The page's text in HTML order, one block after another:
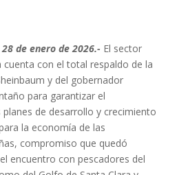
de enero de 2026.- El sector
cuenta con el total respaldo de la
y del gobernador
para garantizar el
de desarrollo y crecimiento
la economía de las
compromiso que quedó
encuentro con pescadores del